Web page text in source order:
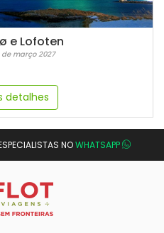
e Lofoten
março 2027
detalhes
NOWHATSAPP